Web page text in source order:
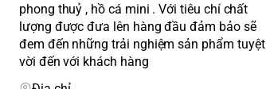
phong thuỷ , hồ cá mini . Với tiêu chí chất
lượng được đưa lên hàng đầu đảm bảo sẽ
đem đến những trải nghiệm sản phẩm tuyệt
vời đến với khách hàng